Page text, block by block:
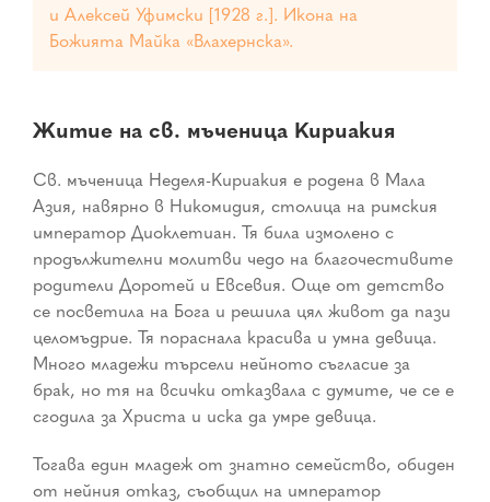
и Алексей Уфимски [1928 г.]. Икона на
Божията Майка «Влахернска».
Житие на св. мъченица Кириакия
Св. мъченица Неделя-Кириакия е родена в Мала
Азия, навярно в Никомидия, столица на римския
император Диоклетиан. Тя била измолено с
продължителни молитви чедо на благочестивите
родители Доротей и Евсевия. Още от детство
се посветила на Бога и решила цял живот да пази
целомъдрие. Тя пораснала красива и умна девица.
Много младежи търсели нейното съгласие за
брак, но тя на всички отказвала с думите, че се е
сгодила за Христа и иска да умре девица.
Тогава един младеж от знатно семейство, обиден
от нейния отказ, съобщил на император